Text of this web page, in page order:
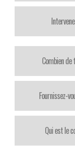
Combien
Fournissez-
Qui est le